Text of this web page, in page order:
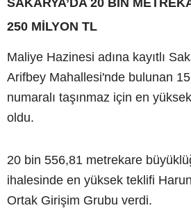
250 MİLYON TL
Maliye Hazinesi adına kayıtlı
Arifbey Mahallesi'nde bulunan
numaralı taşınmaz için en
oldu.
20 bin 556,81 metrekare
ihalesinde en yüksek teklifi
Ortak Girişim Grubu verdi.